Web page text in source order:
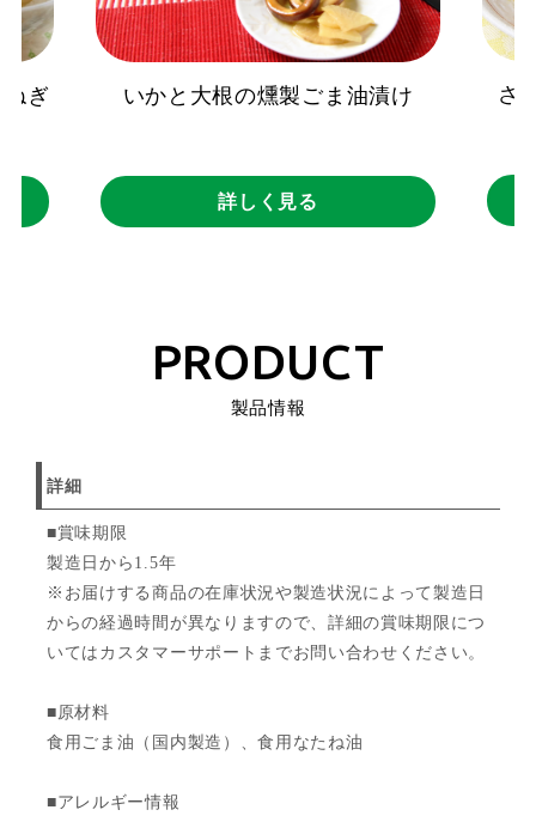
ぎ
いかと大根の燻製ごま油漬け
詳しく見る
さ
PRODUCT
製品情報
詳細
■賞味期限
製造日から1.5年
※お届けする商品の在庫状況や製造状況によって製造日
からの経過時間が異なりますので、詳細の賞味期限につ
いてはカスタマーサポートまでお問い合わせください。
■原材料
食用ごま油（国内製造）、食用なたね油
■アレルギー情報